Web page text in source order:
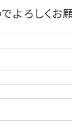
ろしくお願